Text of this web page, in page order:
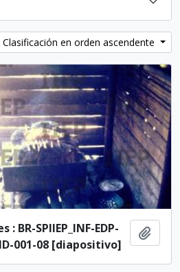
Clasificación en orden ascendente
: BR-SPIIEP_INF-EDP-
001-08 [diapositivo]